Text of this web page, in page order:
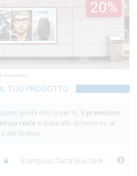
2
illustrativo.
20%
TUO PRODOTTO
quella che fa per te, il preventivo
reale in base alle dimensioni, al
alle finiture.
Stampa su Carta blue back